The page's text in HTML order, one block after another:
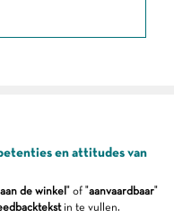
en attitudes van
de winkel " of "aanvaardbaar"
in te vullen.